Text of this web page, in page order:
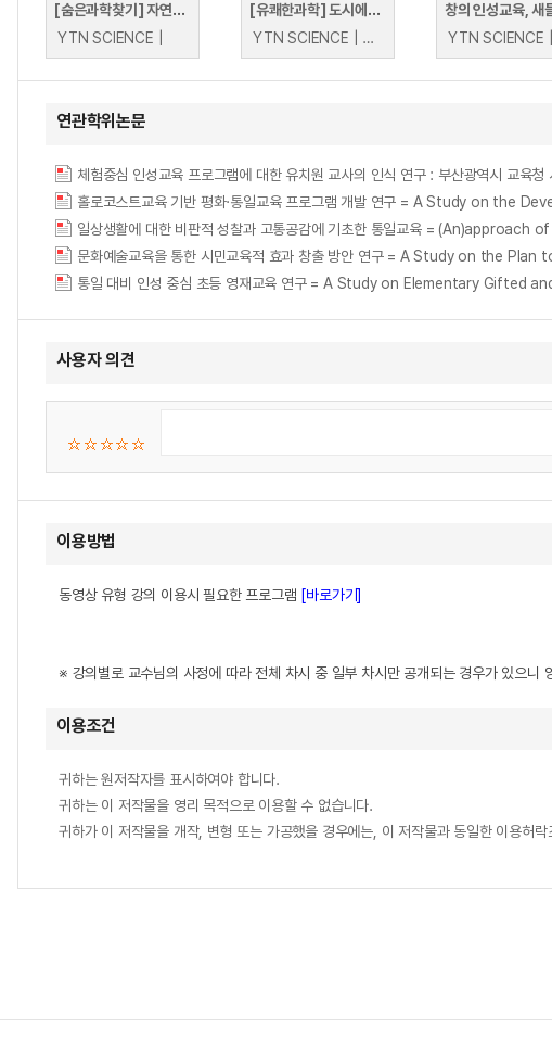
[숨은과학찾기] 자연에서 배워요! 생태체험학습
YTN SCIENCE |
[유쾌한과학] 도시에서 자연을 배워요! 아차산 생태 체험
YTN SCIENCE | YTN SCIENCE
연관학위논문
홀로코스트교육 기반 평화·통일교육 프로그램 개발 연구 = A Study on
일상생활에 대한 비판적 성찰과 고통공감에 기초한 통일교육 =
문화예술교육을 통한 시민교육적 효과 창출 방안 연구 = A Study on the
통일 대비 인성 중심 초등 영재교육 연구 = A Study on Elementary Gifted
사용자 의견
이용방법
동영상 유형 강의 이용시 필요한 프로그램 [바로가기]
※ 강의별로 교수님의 사정에 따라 전체 차시 중 일부 차시만 공개되는 경우가 있으니
이용조건
귀하는 원저작자를 표시하여야 합니다.
귀하는 이 저작물을 영리 목적으로 이용할 수 없습니다.
귀하가 이 저작물을 개작, 변형 또는 가공했을 경우에는, 이 저작물과 동일한 이용허